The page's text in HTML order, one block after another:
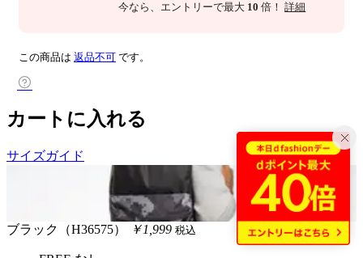
今なら 、エントリーで最大 10 倍！詳細
この商品は 返品不可 です。
カートに入れる
サイズガイド
ブラック（H36575） ￥1,999 税込